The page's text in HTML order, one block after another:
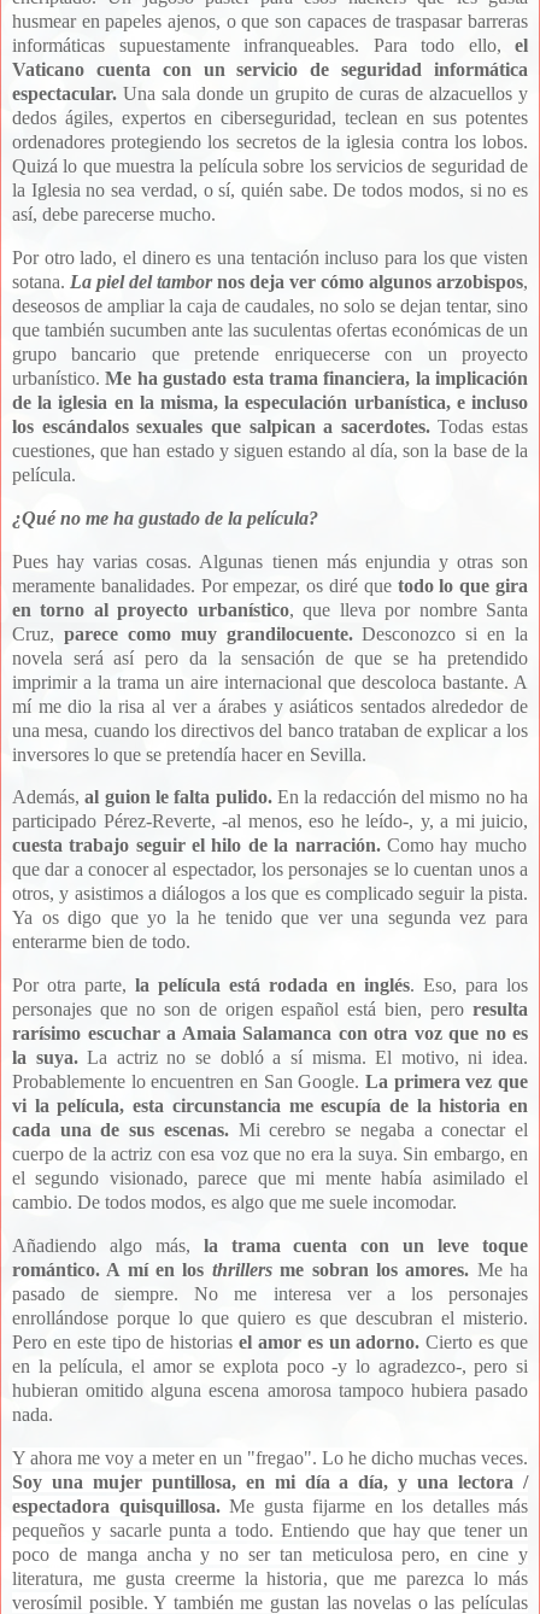
husmear en papeles ajenos, o que son capaces de traspasar barreras
informáticas supuestamente infranqueables. Para todo ello, el
Vaticano cuenta con un servicio de seguridad informática
espectacular. Una sala donde un grupito de curas de alzacuellos y
dedos ágiles, expertos en ciberseguridad, teclean en sus potentes
ordenadores protegiendo los secretos de la iglesia contra los lobos.
Quizá lo que muestra la película sobre los servicios de seguridad de
la Iglesia no sea verdad, o sí, quién sabe. De todos modos, si no es
así, debe parecerse mucho.
Por otro lado, el dinero es una tentación incluso para los que visten
sotana. La piel del tambornos deja ver cómo algunos arzobispos,
deseosos de ampliar la caja de caudales, no solo se dejan tentar, sino
que también sucumben ante las suculentas ofertas económicas de un
grupo bancario que pretende enriquecerse con un proyecto
urbanístico.Me ha gustado esta trama financiera, la implicación
de la iglesia en la misma, la especulación urbanística, e incluso
los escándalos sexuales que salpican a sacerdotes.Todas estas
cuestiones, que han estado y siguen estando al día, son la base de la
película.
¿Qué no me ha gustado de la película?
Pues hay varias cosas. Algunas tienen más enjundia y otras son
meramente banalidades. Por empezar, os diré que todo lo que gira
en torno al proyecto urbanístico, que lleva por nombre Santa
Cruz, parece como muy grandilocuente.Desconozco si en la
novela será así pero da la sensación de que se ha pretendido
imprimir a la trama un aire internacional que descoloca bastante. A
mí me dio la risa al ver a árabes y asiáticos sentados alrededor de
una mesa, cuando los directivos del banco trataban de explicar a los
inversores lo que se pretendía hacer en Sevilla.
Además,al guion le falta pulido.En la redacción del mismo no ha
participado Pérez-Reverte, -al menos, eso he leído-, y, a mi juicio,
cuesta trabajo seguir el hilo de la narración.Como hay mucho
que dar a conocer al espectador, los personajes se lo cuentan unos a
otros, y asistimos a diálogos a los que es complicado seguir la pista.
Ya os digo que yo la he tenido que ver una segunda vez para
enterarme bien de todo.
Por otra parte, la película está rodada en inglés. Eso, para los
personajes que no son de origen español está bien, pero resulta
rarísimo escuchar a Amaia Salamanca con otra voz que no es
la suya.La actriz no se dobló a sí misma. El motivo, ni idea.
Probablemente lo encuentren en San Google. La primera vez que
vi la película, esta circunstancia me escupía de la historia en
cada una de sus escenas.Mi cerebro se negaba a conectar el
cuerpo de la actriz con esa voz que no era la suya. Sin embargo, en
el segundo visionado, parece que mi mente había asimilado el
cambio. De todos modos, es algo que me suele incomodar.
Añadiendo algo más, la trama cuenta con un leve toque
romántico. A mí en los thrillersme sobran los amores. Me ha
pasado de siempre. No me interesa ver a los personajes
enrollándose porque lo que quiero es que descubran el misterio.
Pero en este tipo de historiasel amor es un adorno. Cierto es que
en la película, el amor se explota poco -y lo agradezco-, pero si
hubieran omitido alguna escena amorosa tampoco hubiera pasado
nada.
Y ahora me voy a meter en un "fregao". Lo he dicho muchas veces.
Soy una mujer puntillosa, en mi día a día, y una lectora /
espectadora quisquillosa.Me gusta fijarme en los detalles más
pequeños y sacarle punta a todo. Entiendo que hay que tener un
poco de manga ancha y no ser tan meticulosa pero, en cine y
literatura, me gusta creerme la historia, que me parezca lo más
verosímil posible. Y también me gustan las novelas o las películas